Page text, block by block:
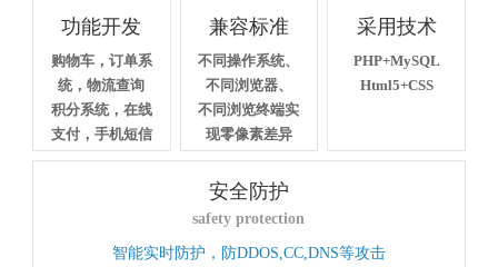
功能开发
购物车，订单系
统，物流查询
积分系统，在线
支付，手机短信
兼容标准
不同操作系统、
不同浏览器、
不同浏览终端实
现零像素差异
采用技术
PHP+MySQL
Html5+CSS
安全防护
safety protection
智能实时防护，防DDOS,CC,DNS等攻击